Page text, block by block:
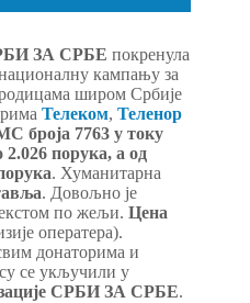
ЗА СРБЕ покренула
кампању за
широм Србије
Телеком, Теленор
броја 7763 у току
2.026 порука, а од
. Хуманитарна
. Довољно је
по жељи. Цена
оператера).
донаторима и
се укључили у
СРБИ ЗА СРБЕ.